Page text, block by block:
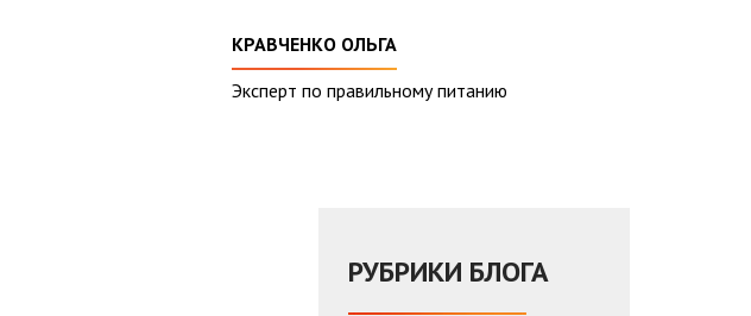
КРАВЧЕНКО ОЛЬГА
Эксперт по правильному питанию
РУБРИКИ БЛОГА